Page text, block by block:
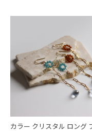
カラー クリスタル ロング